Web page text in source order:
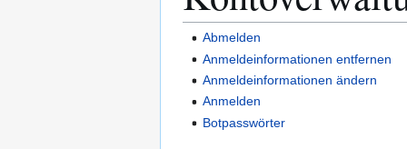
Abmelden
Anmeldeinformationen entfernen
Anmeldeinformationen ändern
Anmelden
Botpasswörter